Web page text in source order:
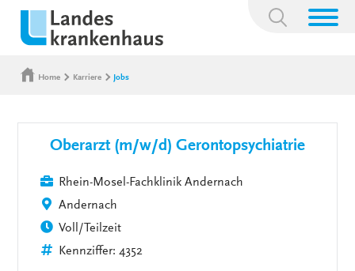
Suchbegriff:
Home Karriere Jobs
Oberarzt (m/w/d) Gerontopsychiatrie
Rhein-Mosel-Fachklinik Andernach
Andernach
Voll/Teilzeit
Kennziffer: 4352